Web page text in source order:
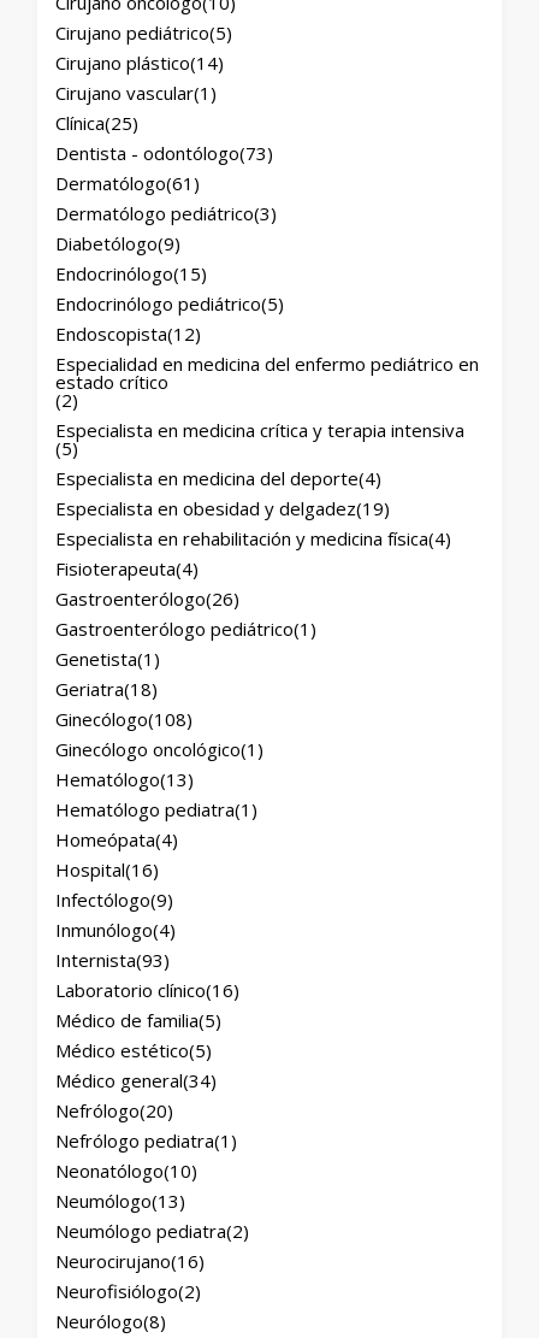
Cirujano pediátrico(5)
Cirujano plástico(14)
Cirujano vascular(1)
Clínica(25)
Dentista - odontólogo(73)
Dermatólogo(61)
Dermatólogo pediátrico(3)
Diabetólogo(9)
Endocrinólogo(15)
Endocrinólogo pediátrico(5)
Endoscopista(12)
Especialidad en medicina del enfermo pediátrico en
estado crítico
(2)
Especialista en medicina crítica y terapia intensiva
(5)
Especialista en medicina del deporte(4)
Especialista en obesidad y delgadez(19)
Especialista en rehabilitación y medicina física(4)
Fisioterapeuta(4)
Gastroenterólogo(26)
Gastroenterólogo pediátrico(1)
Genetista(1)
Geriatra(18)
Ginecólogo(108)
Ginecólogo oncológico(1)
Hematólogo(13)
Hematólogo pediatra(1)
Homeópata(4)
Hospital(16)
Infectólogo(9)
Inmunólogo(4)
Internista(93)
Laboratorio clínico(16)
Médico de familia(5)
Médico estético(5)
Médico general(34)
Nefrólogo(20)
Nefrólogo pediatra(1)
Neonatólogo(10)
Neumólogo(13)
Neumólogo pediatra(2)
Neurocirujano(16)
Neurofisiólogo(2)
Neurólogo(8)